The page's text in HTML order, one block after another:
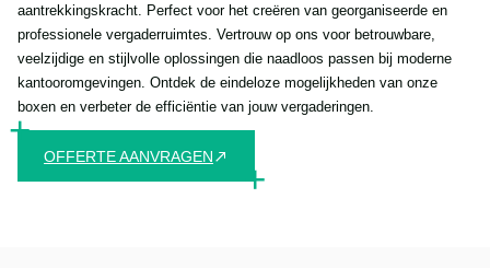
aantrekkingskracht. Perfect voor het creëren van georganiseerde en
professionele vergaderruimtes. Vertrouw op ons voor betrouwbare,
veelzijdige en stijlvolle oplossingen die naadloos passen bij moderne
kantooromgevingen. Ontdek de eindeloze mogelijkheden van onze
boxen en verbeter de efficiëntie van jouw vergaderingen.
OFFERTE AANVRAGEN